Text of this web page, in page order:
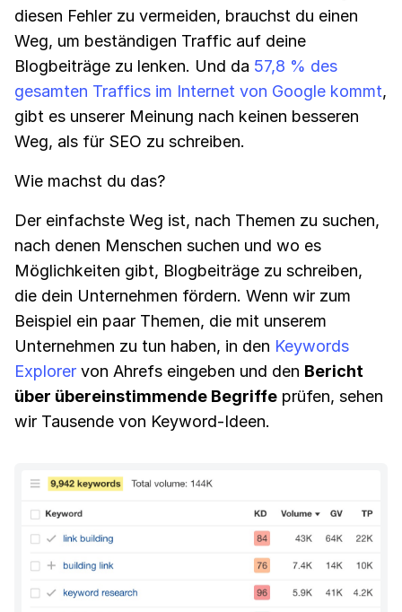
diesen Fehler zu vermeiden, brauchst du einen
Weg, um beständigen Traffic auf deine
Blogbeiträge zu lenken. Und da 57,8 % des
gesamten Traffics im Internet von Google kommt,
gibt es unserer Meinung nach keinen besseren
Weg, als für SEO zu schreiben.
Wie machst du das?
Der einfachste Weg ist, nach Themen zu suchen,
nach denen Menschen suchen und wo es
Möglichkeiten gibt, Blogbeiträge zu schreiben,
die dein Unternehmen fördern. Wenn wir zum
Beispiel ein paar Themen, die mit unserem
Unternehmen zu tun haben, in den Keywords
Explorer von Ahrefs eingeben und den Bericht
über übereinstimmende Begriffe prüfen, sehen
wir Tausende von Keyword-Ideen.